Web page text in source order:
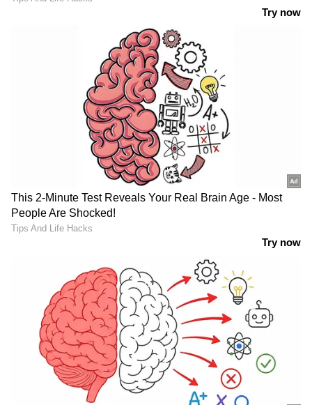
ലക്ഷ്യങ്ങൾ വ്യത്യസ്തമാകാമെങ്കിലും
രാഷ്ട്രീയത്തിന് മുകളിൽ വികസനത്തെ
കാണരുതെന്ന് അദ്ദേഹം പറഞ്ഞു.
വിദേശകാര്യമന്ത്രിയുടെ വാക്കുകൾ -
വ്യക്തമായ കാരണങ്ങളോടെയാണ്